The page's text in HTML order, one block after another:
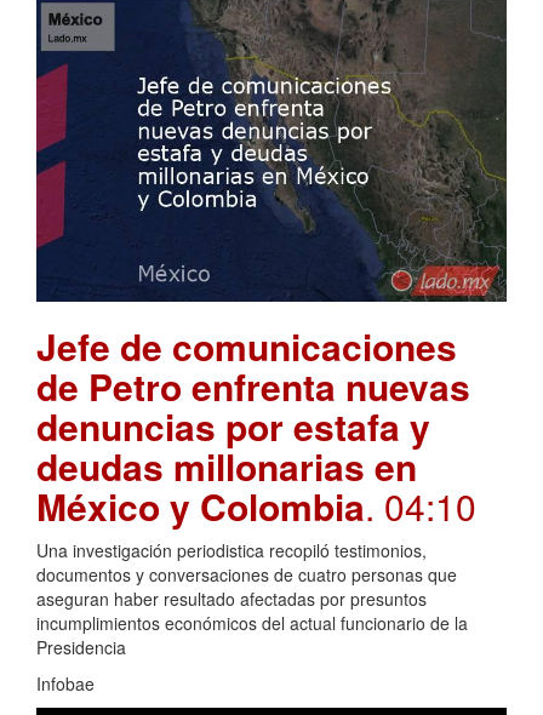
Jefe de comunicaciones
de Petro enfrenta nuevas
denuncias por estafa y
deudas millonarias en
México y Colombia. 04:10
Una investigación periodistica recopiló testimonios,
documentos y conversaciones de cuatro personas que
aseguran haber resultado afectadas por presuntos
incumplimientos económicos del actual funcionario de la
Presidencia
Infobae